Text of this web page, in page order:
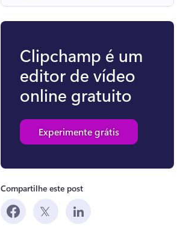
Clipchamp é um
editor de vídeo
online gratuito
Experimente grátis
Compartilhe este post